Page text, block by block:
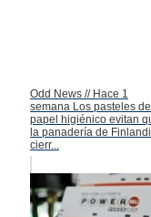
Odd News // Hace 1
semana Los pasteles de
papel higiénico evitan
la panadería de
cierr...